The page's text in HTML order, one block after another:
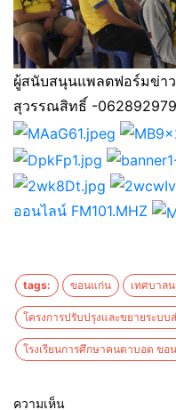
ผู้สนับสนุนแพลตฟอร์มข่า
สุวรรณสิทธิ์ -
ออนไลน์ FM101.MHZ
tags: ขอนแก่น เทศบาล
โครงการปรับปรุงและขยายระบ
โรงเรียนการศึกษาคนตาบอด ขอ
ความเห็น